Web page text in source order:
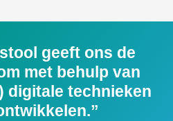
geeft ons de
met behulp van
digitale technieken